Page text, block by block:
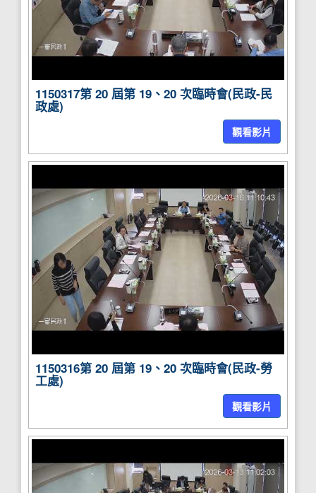
1150317第 20 屆第 19、20 次臨時會(民政-民
政處)
觀看影片
1150316第 20 屆第 19、20 次臨時會(民政-勞
工處)
觀看影片